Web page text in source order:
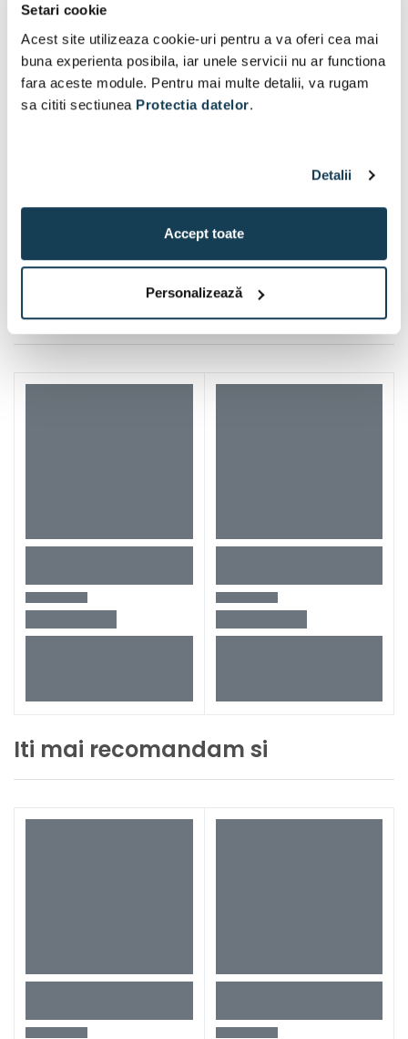
Setari cookie
Acest site utilizeaza cookie-uri pentru a va oferi cea mai
buna experienta posibila, iar unele servicii nu ar functiona
fara aceste module. Pentru mai multe detalii, va rugam
sa cititi sectiunea Protectia datelor.
Detalii
Accept toate
Personalizează
Alti clienti au vizitat si
Iti mai recomandam si